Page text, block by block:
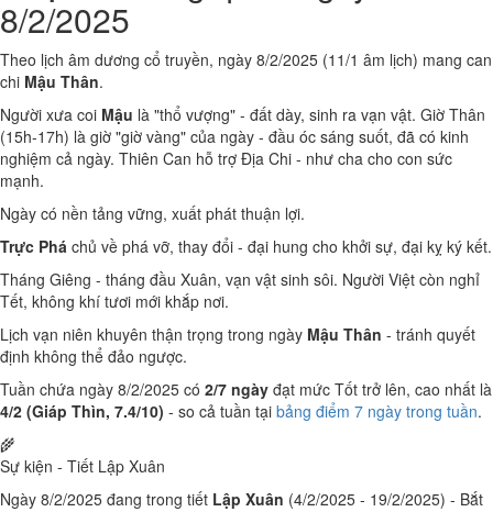
8/2/2025
Theo lịch âm dương cổ truyền, ngày 8/2/2025 (11/1 âm lịch) mang can
chi Mậu Thân.
Người xưa coi Mậu là "thổ vượng" - đất dày, sinh ra vạn vật. Giờ Thân
(15h-17h) là giờ "giờ vàng" của ngày - đầu óc sáng suốt, đã có kinh
nghiệm cả ngày. Thiên Can hỗ trợ Địa Chi - như cha cho con sức
mạnh.
Ngày có nền tảng vững, xuất phát thuận lợi.
Trực Phá chủ về phá vỡ, thay đổi - đại hung cho khởi sự, đại kỵ ký kết.
Tháng Giêng - tháng đầu Xuân, vạn vật sinh sôi. Người Việt còn nghỉ
Tết, không khí tươi mới khắp nơi.
Lịch vạn niên khuyên thận trọng trong ngày Mậu Thân - tránh quyết
định không thể đảo ngược.
Tuần chứa ngày 8/2/2025 có 2/7 ngày đạt mức Tốt trở lên, cao nhất là
4/2 (Giáp Thìn, 7.4/10) - so cả tuần tại bảng điểm 7 ngày trong tuần.
🌾
Sự kiện - Tiết Lập Xuân
Ngày 8/2/2025 đang trong tiết Lập Xuân (4/2/2025 - 19/2/2025) - Bắt